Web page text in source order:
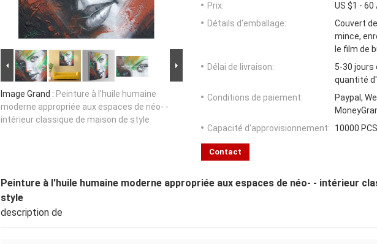
Image Grand : Peinture à l'huile humaine
moderne appropriée aux espaces de néo- -
intérieur classique de maison de style
Prix:
US $1 - 60
Détails d'emballage:
Couvert
mince,
le film de
Délai de livraison:
5-30 jours
quantité
Conditions de paiement:
Paypal,
Capacité d'approvisionnement:
10000
Contact
Peinture à l'huile humaine moderne appropriée aux espaces de néo- - intérieur
style
description de